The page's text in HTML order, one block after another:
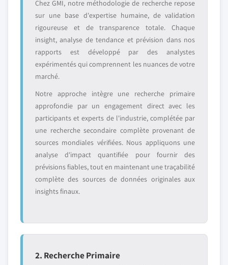
Chez GMI, notre méthodologie de recherche repose
sur une base d'expertise humaine, de validation
rigoureuse et de transparence totale. Chaque
insight, analyse de tendance et prévision dans nos
rapports est développé par des analystes
expérimentés qui comprennent les nuances de votre
marché.
Notre approche intègre une recherche primaire
approfondie par un engagement direct avec les
participants et experts de l'industrie, complétée par
une recherche secondaire complète provenant de
sources mondiales vérifiées. Nous appliquons une
analyse d'impact quantifiée pour fournir des
prévisions fiables, tout en maintenant une traçabilité
complète des sources de données originales aux
insights finaux.
2. Recherche Primaire